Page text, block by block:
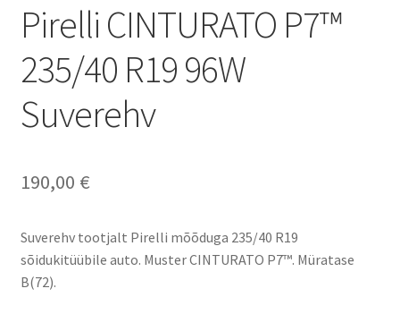
Pirelli CINTURATO P7™
235/40 R19 96W
Suverehv
190,00 €
Suverehv tootjalt Pirelli mõõduga 235/40 R19
sõidukitüübile auto. Muster CINTURATO P7™. Müratase
B(72).